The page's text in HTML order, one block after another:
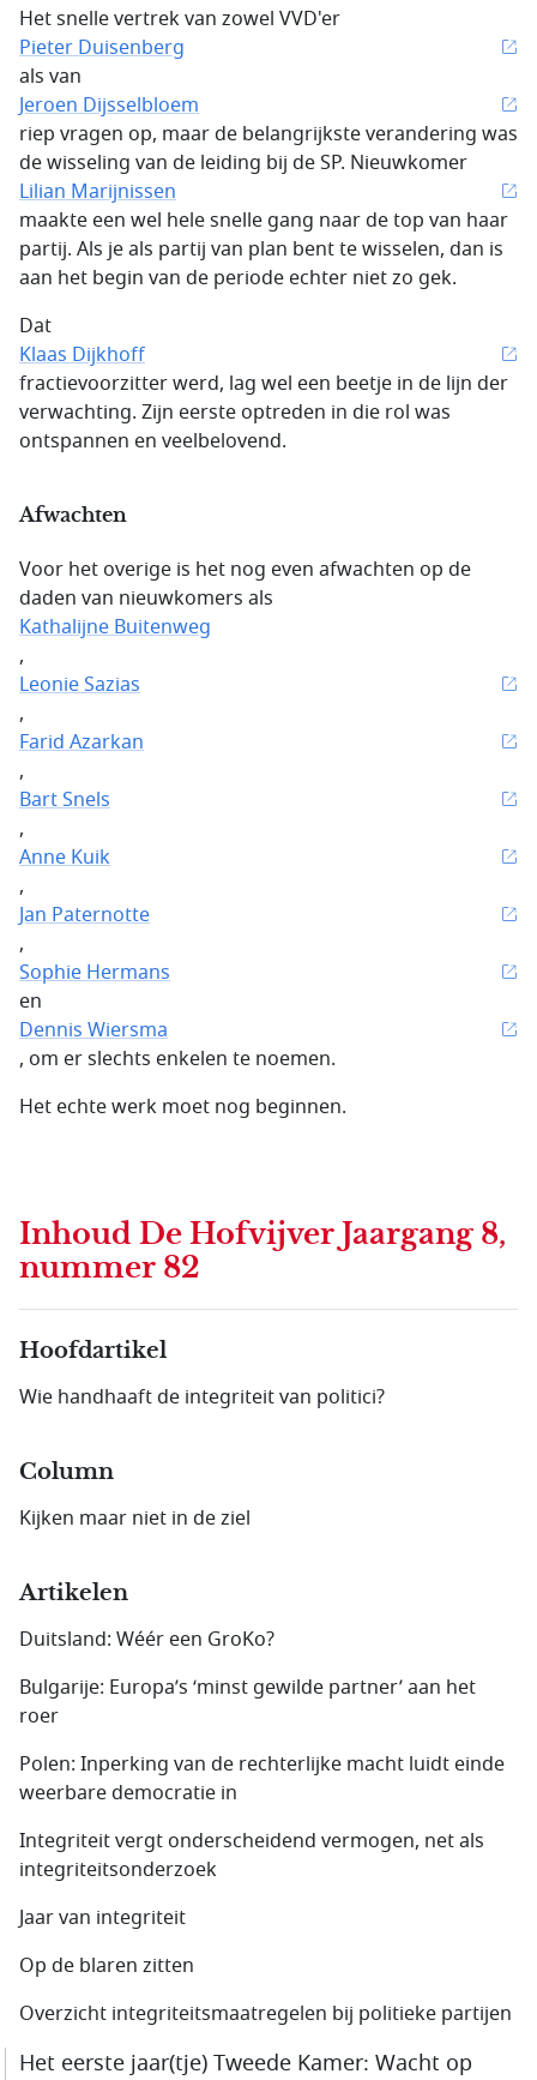
Het snelle vertrek van zowel VVD'er
Pieter Duisenberg
als van
Jeroen Dijsselbloem
riep vragen op, maar de belangrijkste verandering was
de wisseling van de leiding bij de SP. Nieuwkomer
Lilian Marijnissen
maakte een wel hele snelle gang naar de top van haar
partij. Als je als partij van plan bent te wisselen, dan is
aan het begin van de periode echter niet zo gek.
Dat
Klaas Dijkhoff
fractievoorzitter werd, lag wel een beetje in de lijn der
verwachting. Zijn eerste optreden in die rol was
ontspannen en veelbelovend.
Afwachten
Voor het overige is het nog even afwachten op de
daden van nieuwkomers als
Kathalijne Buitenweg
,
Leonie Sazias
,
Farid Azarkan
,
Bart Snels
,
Anne Kuik
,
Jan Paternotte
,
Sophie Hermans
en
Dennis Wiersma
, om er slechts enkelen te noemen.
Het echte werk moet nog beginnen.
Inhoud De Hofvijver Jaargang 8,
nummer 82
Hoofdartikel
Wie handhaaft de integriteit van politici?
Column
Kijken maar niet in de ziel
Artikelen
Duitsland: Wéér een GroKo?
Bulgarije: Europa’s ‘minst gewilde partner’ aan het
roer
Polen: Inperking van de rechterlijke macht luidt einde
weerbare democratie in
Integriteit vergt onderscheidend vermogen, net als
integriteitsonderzoek
Jaar van integriteit
Op de blaren zitten
Overzicht integriteitsmaatregelen bij politieke partijen
Het eerste jaar(tje) Tweede Kamer: Wacht op